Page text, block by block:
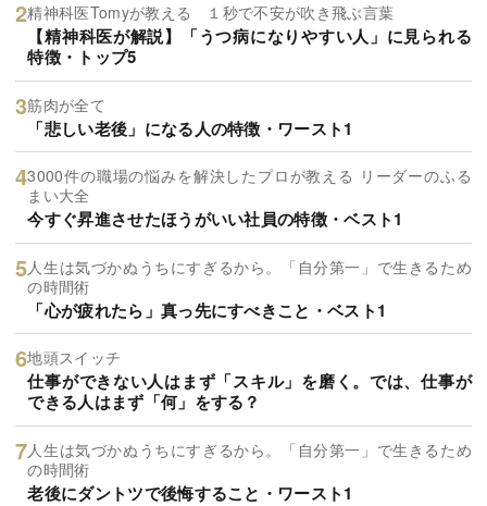
精神科医Tomyが教える １秒で不安が吹き飛ぶ言葉
【精神科医が解説】「うつ病になりやすい人」に見られる
特徴・トップ5
筋肉が全て
「悲しい老後」になる人の特徴・ワースト1
3000件の職場の悩みを解決したプロが教える リーダーのふる
まい大全
今すぐ昇進させたほうがいい社員の特徴・ベスト1
人生は気づかぬうちにすぎるから。「自分第一」で生きるため
の時間術
「心が疲れたら」真っ先にすべきこと・ベスト1
地頭スイッチ
仕事ができない人はまず「スキル」を磨く。では、仕事が
できる人はまず「何」をする？
人生は気づかぬうちにすぎるから。「自分第一」で生きるため
の時間術
老後にダントツで後悔すること・ワースト1